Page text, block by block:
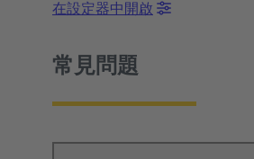
在設定器中開啟
常見問題